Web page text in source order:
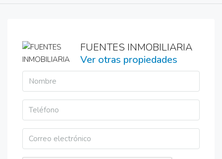
FUENTES INMOBILIARIA
Ver otras propiedades